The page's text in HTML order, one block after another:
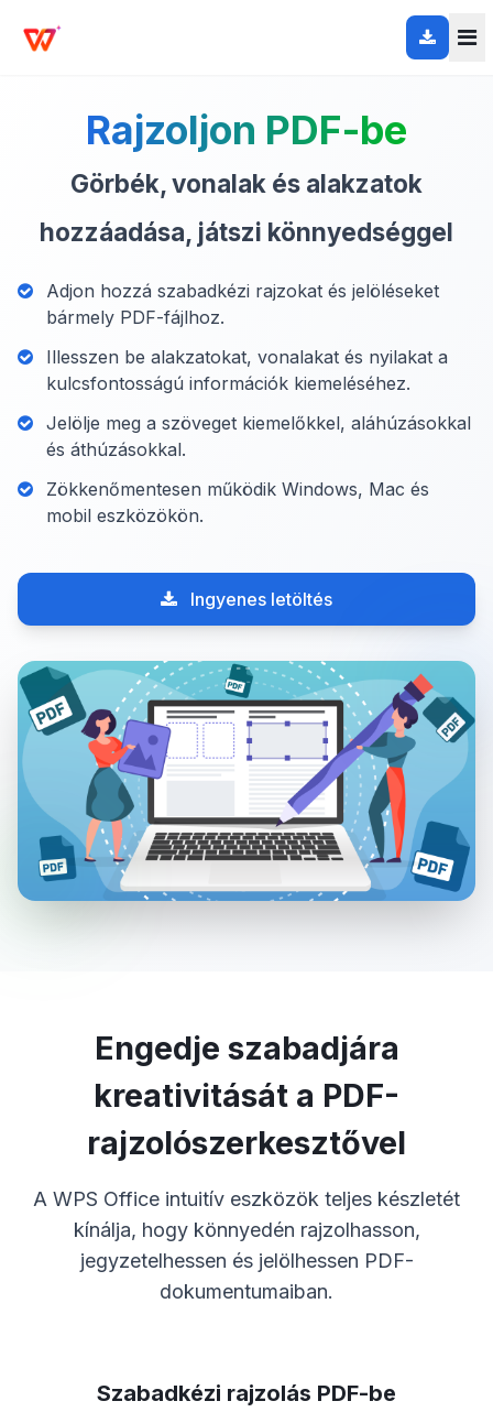
Rajzoljon PDF-be
Görbék, vonalak és alakzatok
hozzáadása, játszi könnyedséggel
Adjon hozzá szabadkézi rajzokat és jelöléseket
bármely PDF-fájlhoz.
Illesszen be alakzatokat, vonalakat és nyilakat a
kulcsfontosságú információk kiemeléséhez.
Jelölje meg a szöveget kiemelőkkel, aláhúzásokkal
és áthúzásokkal.
Zökkenőmentesen működik Windows, Mac és
mobil eszközökön.
Ingyenes letöltés
Engedje szabadjára
kreativitását a PDF-
rajzolószerkesztővel
A WPS Office intuitív eszközök teljes készletét
kínálja, hogy könnyedén rajzolhasson,
jegyzetelhessen és jelölhessen PDF-
dokumentumaiban.
Szabadkézi rajzolás PDF-be